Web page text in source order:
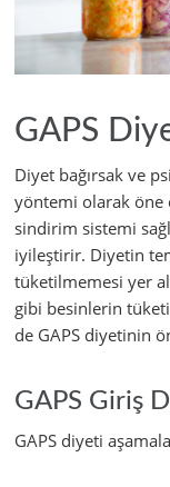
GAPS
Diyet bağırsak ve
yöntemi olarak öne
sindirim sistemi
iyileştirir. Diyetin
tüketilmemesi yer
gibi besinlerin
de GAPS diyetinin
GAPS Giriş
GAPS diyeti